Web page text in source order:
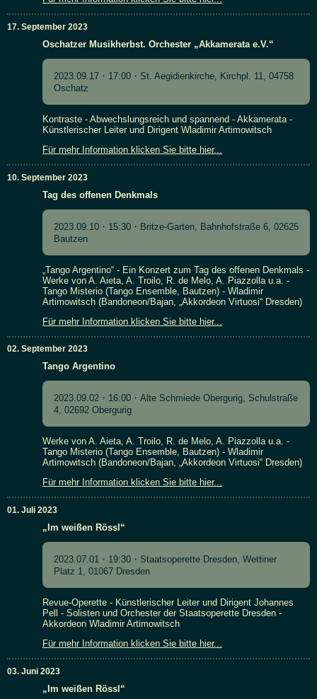
17. September 2023
Oschatzer Musikherbst. Orchester „Akkamerata e.V.“
2023.09.17・17:00・St. Aegidienkirche, Kirchpl. 11, 04758
Oschatz
Kontraste - Abwechslungsreich und spannend - Akkamerata -
Künstlerischer Leiter und Dirigent Wladimir Artimowitsch
Für mehr Information klicken Sie bitte hier...
10. September 2023
Tag des offenen Denkmals
2023.09.10・15:30・Britze-Garten, Bahnhofstraße 6, 02625
Bautzen
„Tango Argentino“ - Ein Konzert zum Tag des offenen Denkmals -
Werke von A. Aieta, A. Troilo, R. de Melo, A. Piazzolla u.a. -
Tango Misterio (Tango Ensemble, Bautzen) - Wladimir
Artimowitsch (Bandoneon/Bajan, „Akkordeon Virtuosi“ Dresden)
Für mehr Information klicken Sie bitte hier...
02. September 2023
Tango Argentino
2023.09.02・16:00・Alte Schmiede Obergurig, Schulstraße
4, 02692 Obergurig
Werke von A. Aieta, A. Troilo, R. de Melo, A. Piazzolla u.a. -
Tango Misterio (Tango Ensemble, Bautzen) - Wladimir
Artimowitsch (Bandoneon/Bajan, „Akkordeon Virtuosi“ Dresden)
Für mehr Information klicken Sie bitte hier...
01. Juli 2023
„Im weißen Rössl“
2023.07.01・19:30・Staatsoperette Dresden, Wettiner
Platz 1, 01067 Dresden
Revue-Operette - Künstlerischer Leiter und Dirigent Johannes
Pell - Solisten und Orchester der Staatsoperette Dresden -
Akkordeon Wladimir Artimowitsch
Für mehr Information klicken Sie bitte hier...
03. Juni 2023
„Im weißen Rössl“